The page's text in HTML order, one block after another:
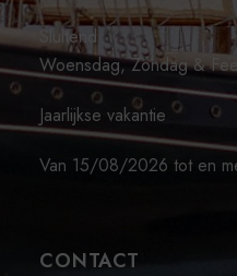
Sluitend
Woensdag, Zondag &
Jaarlijkse vakantie
Van 15/08/2026 tot en
CONTACT